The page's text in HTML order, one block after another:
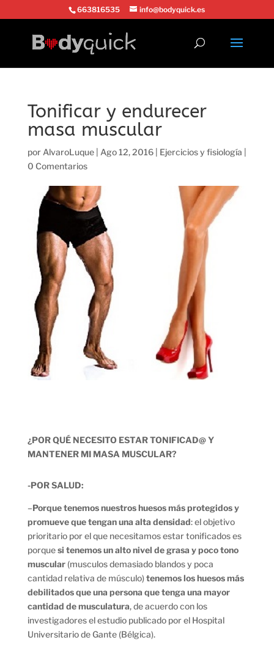
663816535 info@bodyquick.es
Tonificar y endurecer
masa muscular
por AlvaroLuque| Ago 12, 2016| Ejercicios y fisiología
0 Comentarios
¿POR QUÉ NECESITO ESTAR TONIFICAD@ Y
MANTENER MI MASA MUSCULAR?
-POR SALUD:
–Porque tenemos nuestros huesos más protegidos y
promueve que tengan una alta densidad: el objetivo
prioritario por el que necesitamos estar tonificados es
porquesi tenemos un alto nivel de grasa y poco tono
muscular(musculos demasiado blandos y poca
cantidad relativa de músculo)tenemos los huesos más
debilitados que una persona que tenga una mayor
cantidad de musculatura, de acuerdo con los
investigadores el estudio publicado por el Hospital
Universitario de Gante (Bélgica).